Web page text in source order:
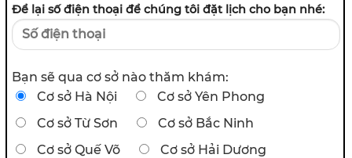
Để lại số điện thoại để chúng tôi đặt lịch cho bạn nhé:
Bạn sẽ qua cơ sở nào thăm khám:
Cơ sở Hà Nội
Cơ sở Yên Phong
Cơ sở Từ Sơn
Cơ sở Bắc Ninh
Cơ sở Quế Võ
Cơ sở Hải Dương